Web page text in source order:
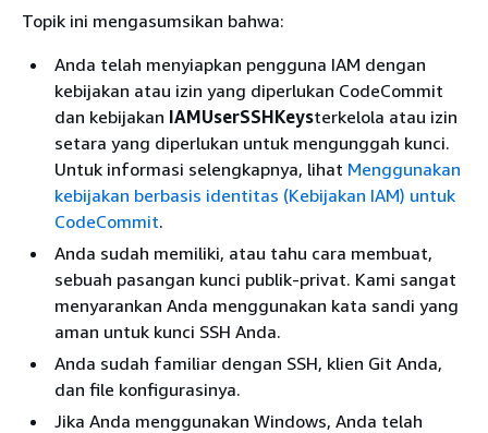
Topik ini mengasumsikan bahwa:
Anda telah menyiapkan pengguna IAM dengan
kebijakan atau izin yang diperlukan CodeCommit
dan kebijakan IAMUserSSHKeysterkelola atau izin
setara yang diperlukan untuk mengunggah kunci.
Untuk informasi selengkapnya, lihat Menggunakan
kebijakan berbasis identitas (Kebijakan IAM) untuk
CodeCommit.
Anda sudah memiliki, atau tahu cara membuat,
sebuah pasangan kunci publik-privat. Kami sangat
menyarankan Anda menggunakan kata sandi yang
aman untuk kunci SSH Anda.
Anda sudah familiar dengan SSH, klien Git Anda,
dan file konfigurasinya.
Jika Anda menggunakan Windows, Anda telah